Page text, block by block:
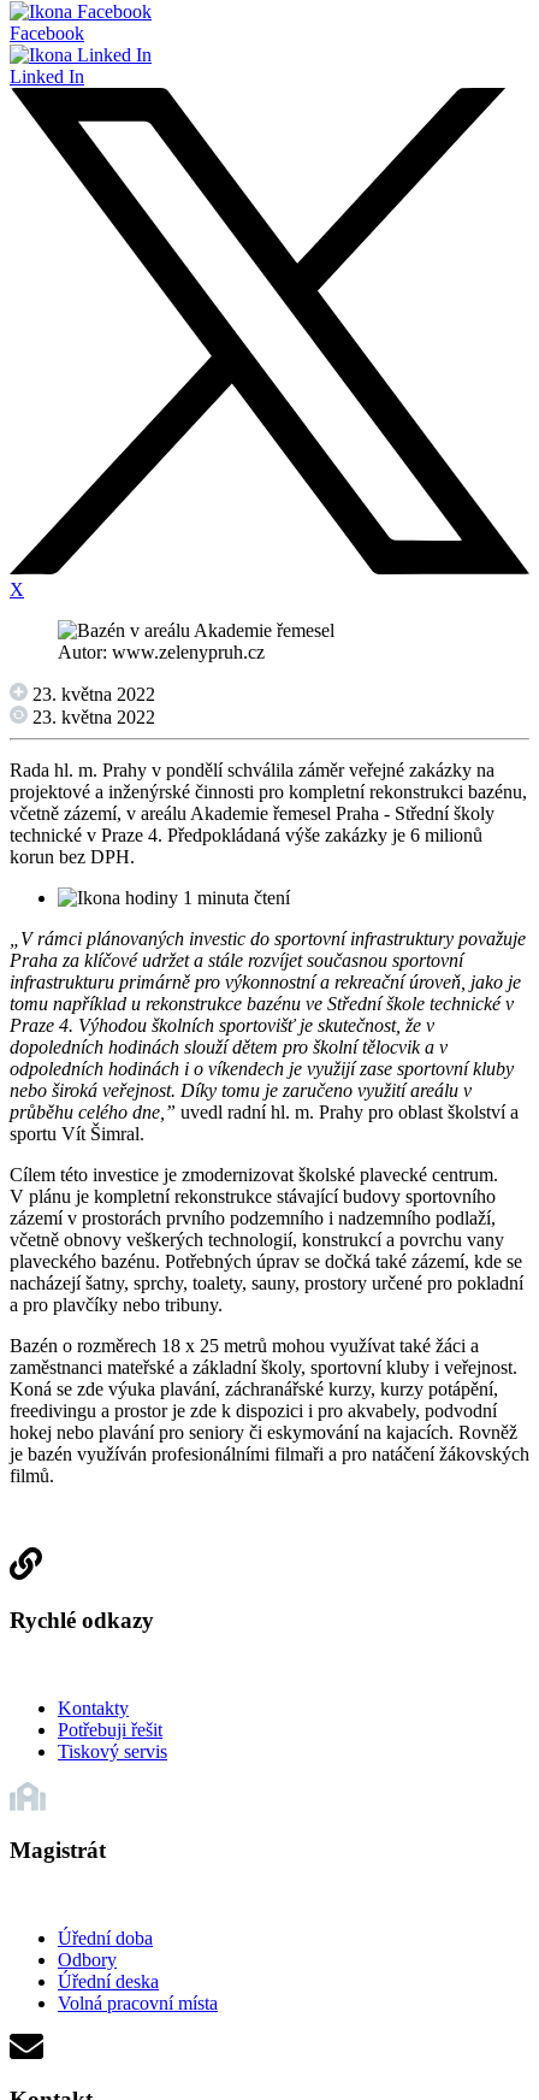
Facebook
Linked In
X
Autor: www.zelenypruh.cz
23. května 2022
23. května 2022
Rada hl. m. Prahy v pondělí schválila záměr veřejné zakázky na
projektové a inženýrské činnosti pro kompletní rekonstrukci bazénu,
včetně zázemí, v areálu Akademie řemesel Praha - Střední školy
technické v Praze 4. Předpokládaná výše zakázky je 6 milionů
korun bez DPH.
1 minuta čtení
„V rámci plánovaných investic do sportovní infrastruktury považuje
Praha za klíčové udržet a stále rozvíjet současnou sportovní
infrastrukturu primárně pro výkonnostní a rekreační úroveň, jako je
tomu například u rekonstrukce bazénu ve Střední škole technické v
Praze 4. Výhodou školních sportovišť je skutečnost, že v
dopoledních hodinách slouží dětem pro školní tělocvik a v
odpoledních hodinách i o víkendech je využijí zase sportovní kluby
nebo široká veřejnost. Díky tomu je zaručeno využití areálu v
průběhu celého dne,” uvedl radní hl. m. Prahy pro oblast školství a
sportu Vít Šimral.
Cílem této investice je zmodernizovat školské plavecké centrum.
V plánu je kompletní rekonstrukce stávající budovy sportovního
zázemí v prostorách prvního podzemního i nadzemního podlaží,
včetně obnovy veškerých technologií, konstrukcí a povrchu vany
plaveckého bazénu. Potřebných úprav se dočká také zázemí, kde se
nacházejí šatny, sprchy, toalety, sauny, prostory určené pro pokladní
a pro plavčíky nebo tribuny.
Bazén o rozměrech 18 x 25 metrů mohou využívat také žáci a
zaměstnanci mateřské a základní školy, sportovní kluby i veřejnost.
Koná se zde výuka plavání, záchranářské kurzy, kurzy potápění,
freedivingu a prostor je zde k dispozici i pro akvabely, podvodní
hokej nebo plavání pro seniory či eskymování na kajacích. Rovněž
je bazén využíván profesionálními filmaři a pro natáčení žákovských
filmů.
Rychlé odkazy
Kontakty
Potřebuji řešit
Tiskový servis
Magistrát
Úřední doba
Odbory
Úřední deska
Volná pracovní místa